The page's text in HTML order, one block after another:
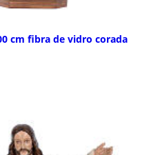
cm fibra de vidro corada